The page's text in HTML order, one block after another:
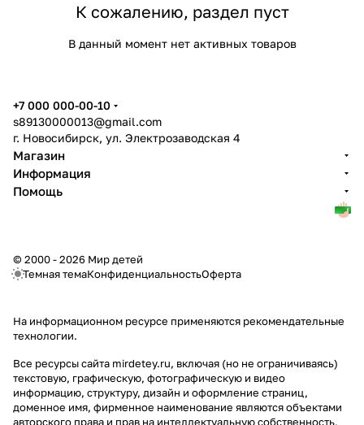
К сожалению, раздел пуст
В данный момент нет активных товаров
+7 000 000-00-10
s89130000013@gmail.com
г. Новосибирск, ул. Электрозаводская 4
Магазин
Информация
Помощь
© 2000 - 2026 Мир детей
Темная темаКонфиденциальностьОферта
На информационном ресурсе применяются рекомендательные
технологии.
Все ресурсы сайта mirdetey.ru, включая (но не ограничиваясь)
текстовую, графическую, фотографическую и видео
информацию, структуру, дизайн и оформление страниц,
доменное имя, фирменное наименование являются объектами
авторского права и прав на интеллектуальную собственность,